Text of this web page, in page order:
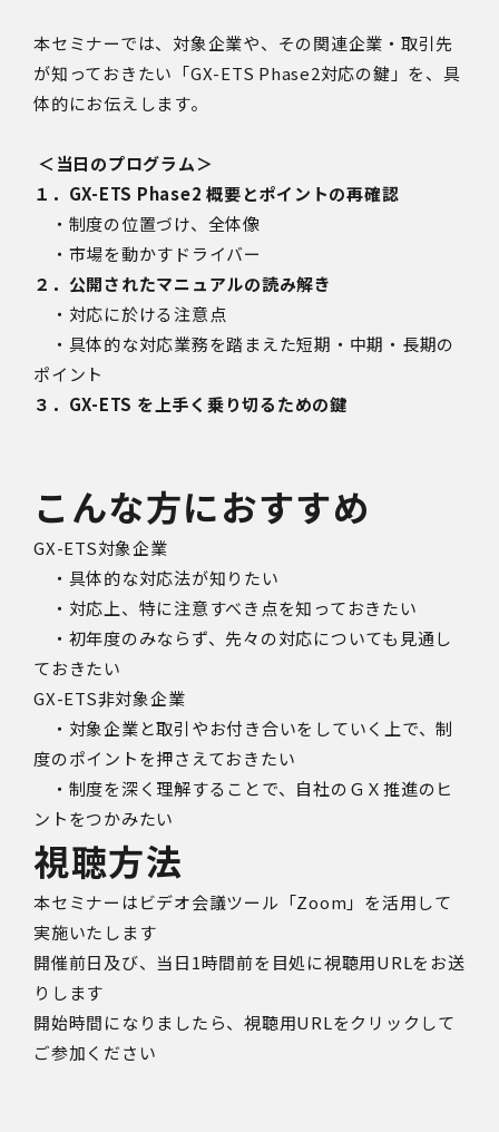
本セミナーでは、対象企業や、その関連企業・取引先
が知っておきたい「GX-ETS Phase2対応の鍵」を、具
体的にお伝えします。
＜当日のプログラム＞
１．GX-ETS Phase2 概要とポイントの再確認
・制度の位置づけ、全体像
・市場を動かすドライバー
２．公開されたマニュアルの読み解き
・対応に於ける注意点
・具体的な対応業務を踏まえた短期・中期・長期の
ポイント
３．GX-ETS を上手く乗り切るための鍵
こんな方におすすめ
GX-ETS対象企業
・具体的な対応法が知りたい
・対応上、特に注意すべき点を知っておきたい
・初年度のみならず、先々の対応についても見通し
ておきたい
GX-ETS非対象企業
・対象企業と取引やお付き合いをしていく上で、制
度のポイントを押さえておきたい
・制度を深く理解することで、自社のＧＸ推進のヒ
ントをつかみたい
視聴方法
本セミナーはビデオ会議ツール「Zoom」を活用して
実施いたします
開催前日及び、 当日1時間前を目処に視聴用URLをお送
りします
開始時間になりましたら、視聴用URLをクリックして
ご参加ください